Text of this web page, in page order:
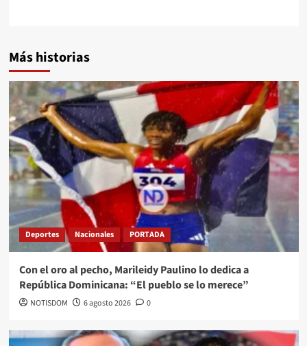
Más historias
Deportes Nacionales PORTADA
Con el oro al pecho, Marileidy Paulino lo dedica a
República Dominicana: “El pueblo se lo merece”
NOTISDOM 6 agosto 2026 0